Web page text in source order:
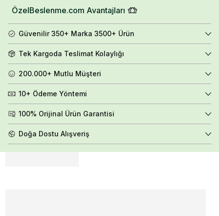
ÖzelBeslenme.com Avantajları
Güvenilir 350+ Marka 3500+ Ürün
Tek Kargoda Teslimat Kolaylığı
200.000+ Mutlu Müşteri
10+ Ödeme Yöntemi
100% Orijinal Ürün Garantisi
Doğa Dostu Alışveriş